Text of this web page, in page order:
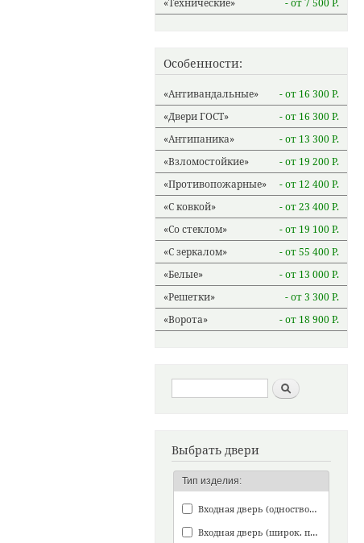
Технические - от 7 500 Р.
Особенности:
Антивандальные
- от 16 300 Р.
Двери ГОСТ
- от 16 300 Р.
Антипаника
- от 13 300 Р.
Взломостойкие
- от 19 200 Р.
Противопожарные
- от 12 400 Р.
С ковкой
- от 23 400 Р.
Со стеклом
- от 19 100 Р.
С зеркалом
- от 55 400 Р.
Белые
- от 13 000 Р.
Решетки
- от 3 300 Р.
Ворота
- от 18 900 Р.
Форма поиска Найти
Выбрать двери
Тип изделия:
Входная дверь (одностворч.)
Входная дверь (широк. проем)